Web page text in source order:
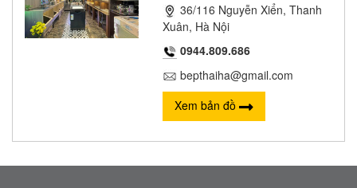
36/116 Nguyễn Xiển, Thanh
Xuân, Hà Nội
0944.809.686
bepthaiha@gmail.com
Xem bản đồ